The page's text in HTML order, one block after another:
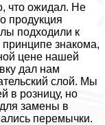
что ожидал. Не
продукция
подходили к
принципе знакома,
цене нашей
дал нам
слой. Мы
в розницу, но
замены в
перемычки.